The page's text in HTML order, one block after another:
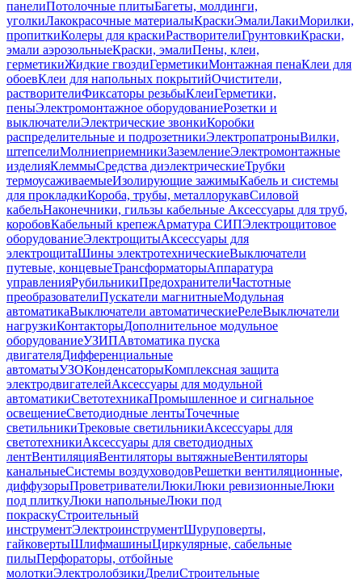
панелиПотолочные плитыБагеты, молдинги,
уголкиЛакокрасочные материалыКраскиЭмалиЛакиМорилки,
пропиткиКолеры для краскиРастворителиГрунтовкиКраски,
эмали аэрозольныеКраски, эмалиПены, клеи,
герметикиЖидкие гвоздиГерметикиМонтажная пенаКлеи для
обоевКлеи для напольных покрытийОчистители,
растворителиФиксаторы резьбыКлеиГерметики,
пеныЭлектромонтажное оборудованиеРозетки и
выключателиЭлектрические звонкиКоробки
распределительные и подрозетникиЭлектропатроныВилки,
штепселиМолниеприемникиЗаземлениеЭлектромонтажные
изделияКлеммыСредства диэлектрическиеТрубки
термоусаживаемыеИзолирующие зажимыКабель и системы
для прокладкиКороба, трубы, металлорукавСиловой
кабельНаконечники, гильзы кабельные Аксессуары для труб,
коробовКабельный крепежАрматура СИПЭлектрощитовое
оборудованиеЭлектрощитыАксессуары для
электрощитаШины электротехническиеВыключатели
путевые, концевыеТрансформаторыАппаратура
управленияРубильникиПредохранителиЧастотные
преобразователиПускатели магнитныеМодульная
автоматикаВыключатели автоматическиеРелеВыключатели
нагрузкиКонтакторыДополнительное модульное
оборудованиеУЗИПАвтоматика пуска
двигателяДифференциальные
автоматыУЗОКонденсаторыКомплексная защита
электродвигателейАксессуары для модульной
автоматикиСветотехникаПромышленное и сигнальное
освещениеСветодиодные лентыТочечные
светильникиТрековые светильникиАксессуары для
светотехникиАксессуары для светодиодных
лентВентиляцияВентиляторы вытяжныеВентиляторы
канальныеСистемы воздуховодовРешетки вентиляционные,
диффузорыПроветривателиЛюкиЛюки ревизионныеЛюки
под плиткуЛюки напольныеЛюки под
покраскуСтроительный
инструментЭлектроинструментШуруповерты,
гайковертыШлифмашиныЦиркулярные, сабельные
пилыПерфораторы, отбойные
молоткиЭлектролобзикиДрелиСтроительные